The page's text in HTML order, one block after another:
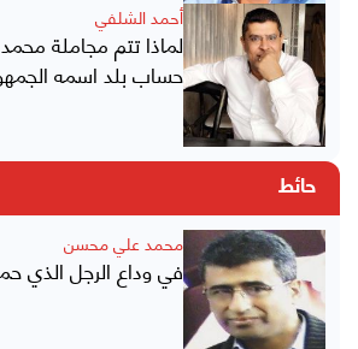
أحمد الشلفي
لماذا تتم مجاملة
حساب بلد اسمه
حائط
محمد علي محسن
في وداع الرجل الذي